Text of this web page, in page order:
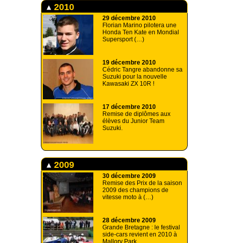
2010
29 décembre 2010
Florian Marino pilotera une
Honda Ten Kate en Mondial
Supersport (…)
19 décembre 2010
Cédric Tangre abandonne sa
Suzuki pour la nouvelle
Kawasaki ZX 10R !
17 décembre 2010
Remise de diplômes aux
élèves du Junior Team
Suzuki.
2009
30 décembre 2009
Remise des Prix de la saison
2009 des champions de
vitesse moto à (…)
28 décembre 2009
Grande Bretagne : le festival
side-cars revient en 2010 à
Mallory Park